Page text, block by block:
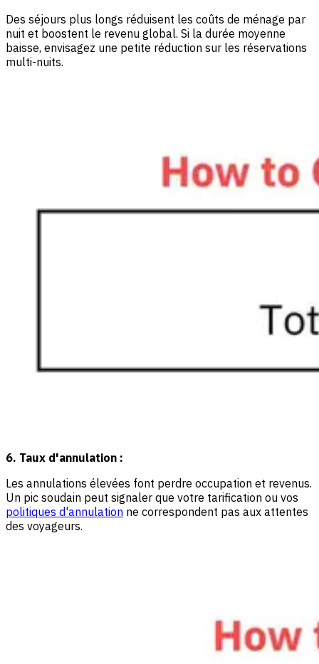
Des séjours plus longs réduisent les coûts de ménage par
nuit et boostent le revenu global. Si la durée moyenne
baisse, envisagez une petite réduction sur les réservations
multi-nuits.
6. Taux d'annulation :
Les annulations élevées font perdre occupation et revenus.
Un pic soudain peut signaler que votre tarification ou vos
politiques d'annulation ne correspondent pas aux attentes
des voyageurs.